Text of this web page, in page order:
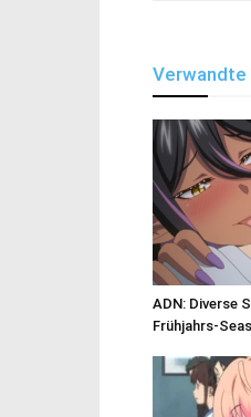
ADN: Diverse
Frühjahrs-